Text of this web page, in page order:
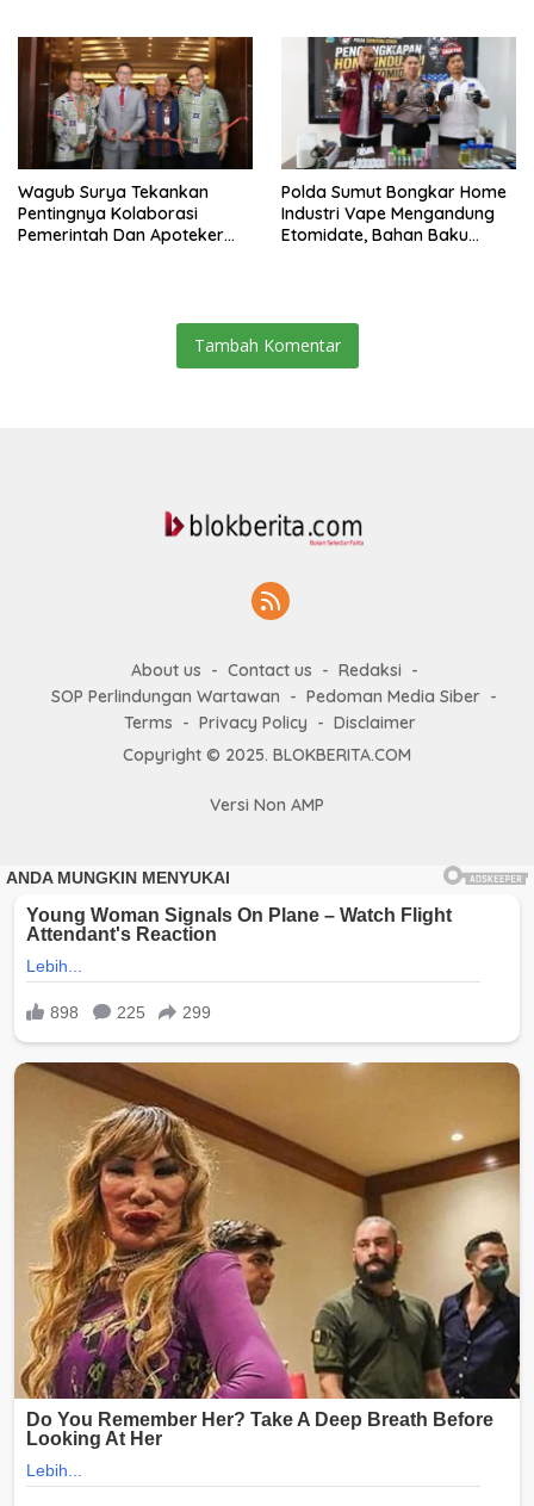
Wagub Surya Tekankan
Pentingnya Kolaborasi
Pemerintah Dan Apoteker
Polda Sumut Bongkar Home
Industri Vape Mengandung
Etomidate, Bahan Baku
Tambah Komentar
About us Contact us
Redaksi
SOP Perlindungan Wartawan
Pedoman Media Siber
Terms
Privacy Policy
Disclaimer
Copyright © 2025. BLOKBERITA.COM
Versi Non AMP